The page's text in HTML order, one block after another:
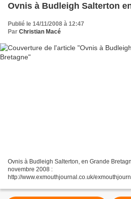
Ovnis à Budleigh Salterton
Publié le 14/11/2008 à 12:47
Par Christian Macé
Ovnis à Budleigh Salterton, en Grande
novembre 2008 :
http://www.exmouthjournal.co.uk/